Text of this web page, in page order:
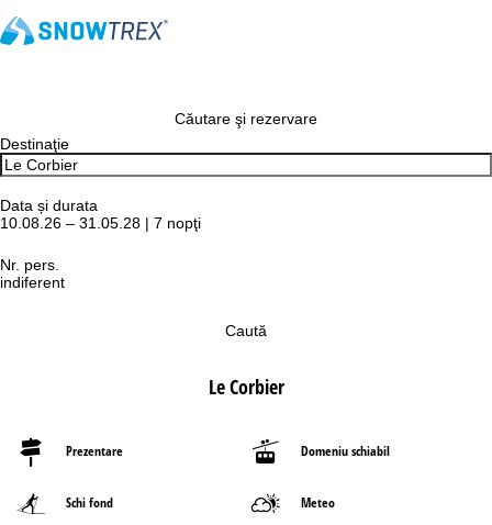
Căutare şi rezervare
Destinaţie
Data și durata
10.08.26 – 31.05.28 | 7 nopţi
Nr. pers.
indiferent
Caută
Le Corbier
Prezentare Domeniu schiabil
Schi fond Meteo